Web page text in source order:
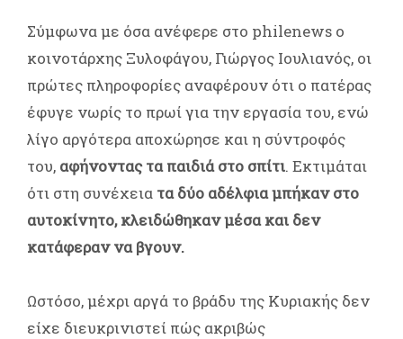
Σύμφωνα με όσα ανέφερε στο philenews ο
κοινοτάρχης Ξυλοφάγου, Γιώργος Ιουλιανός, οι
πρώτες πληροφορίες αναφέρουν ότι ο πατέρας
έφυγε νωρίς το πρωί για την εργασία του, ενώ
λίγο αργότερα αποχώρησε και η σύντροφός
του, αφήνοντας τα παιδιά στο σπίτι. Εκτιμάται
ότι στη συνέχεια τα δύο αδέλφια μπήκαν στο
αυτοκίνητο, κλειδώθηκαν μέσα και δεν
κατάφεραν να βγουν.
Ωστόσο, μέχρι αργά το βράδυ της Κυριακής δεν
είχε διευκρινιστεί πώς ακριβώς